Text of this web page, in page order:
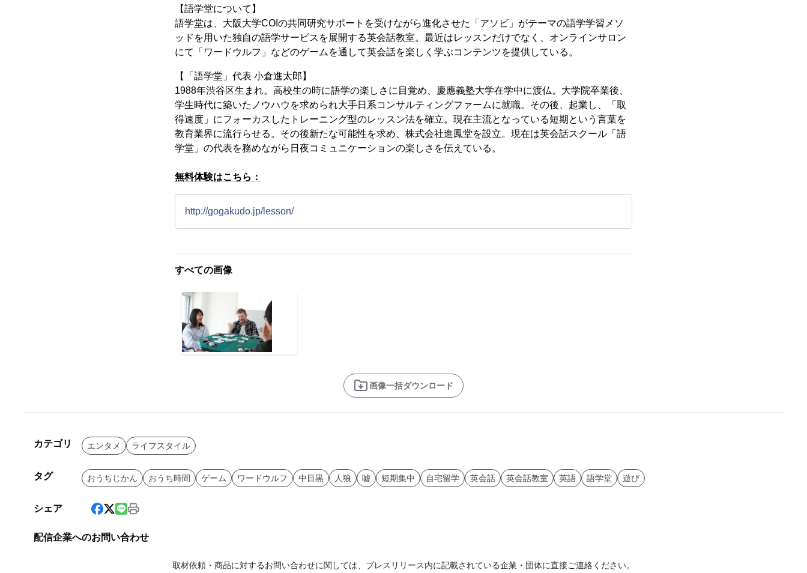
【語学堂について】
語学堂は、大阪大学COIの共同研究サポートを受けながら進化させた「アソビ」がテーマの語学学習メソ
ッドを用いた独自の語学サービスを展開する英会話教室。最近はレッスンだけでなく、オンラインサロン
にて「ワードウルフ」などのゲームを通して英会話を楽しく学ぶコンテンツを提供している。
【「語学堂」代表 小倉進太郎】
1988年渋谷区生まれ。高校生の時に語学の楽しさに目覚め、慶應義塾大学在学中に渡仏。大学院卒業後、
学生時代に築いたノウハウを求められ大手日系コンサルティングファームに就職。その後、起業し、「取
得速度」にフォーカスしたトレーニング型のレッスン法を確立。現在主流となっている短期という言葉を
教育業界に流行らせる。その後新たな可能性を求め、株式会社進鳳堂を設立。現在は英会話スクール「語
学堂」の代表を務めながら日夜コミュニケーションの楽しさを伝えている。
無料体験はこちら：
http://gogakudo.jp/lesson/
すべての画像
画像一括ダウンロード
カテゴリ エンタメ ライフスタイル
タグ おうちじかん おうち時間 ゲーム ワードウルフ 中目黒 人狼 嘘 短期集中 自宅留学 英会話 英会話教室 英語 語学堂 遊び
シェア
配信企業へのお問い合わせ
取材依頼・商品に対するお問い合わせに関しては、プレスリリース内に記載されている企業・団体に直接ご連絡ください。